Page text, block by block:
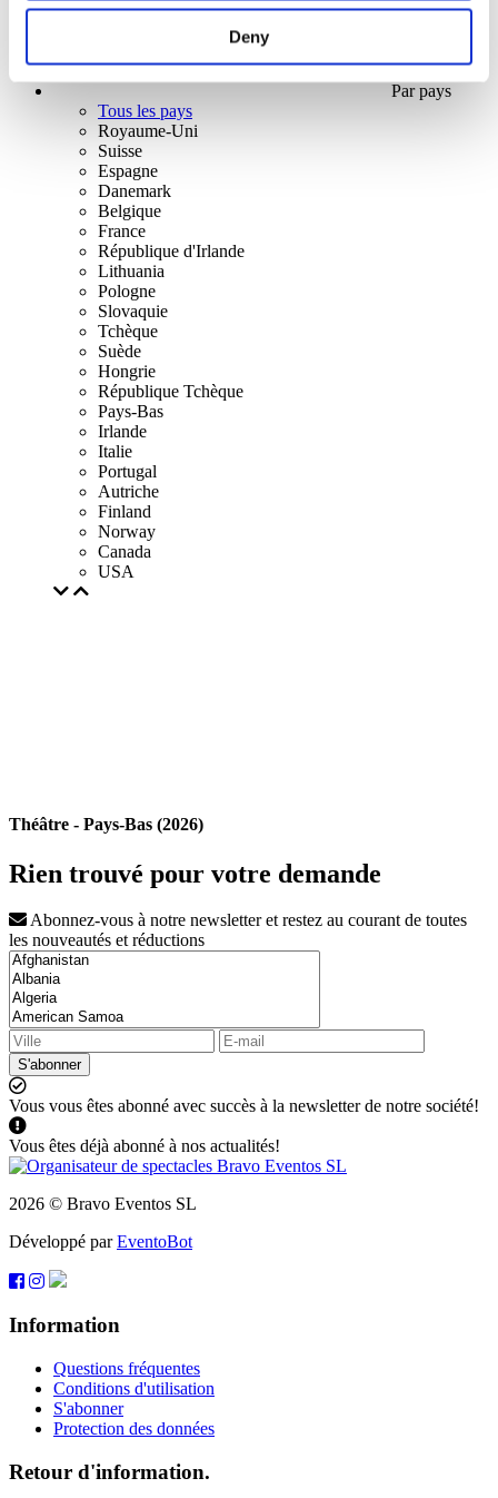
Deny
Par pays
Tous les pays
Royaume-Uni
Suisse
Espagne
Danemark
Belgique
France
République d'Irlande
Lithuania
Pologne
Slovaquie
Tchèque
Suède
Hongrie
République Tchèque
Pays-Bas
Irlande
Italie
Portugal
Autriche
Finland
Norway
Canada
USA
Théâtre - Pays-Bas (2026)
Rien trouvé pour votre demande
Abonnez-vous à notre newsletter et restez au courant de toutes
les nouveautés et réductions
S'abonner
Vous vous êtes abonné avec succès à la newsletter de notre société!
Vous êtes déjà abonné à nos actualités!
2026 © Bravo Eventos SL
Développé parEventoBot
Information
Questions fréquentes
Conditions d'utilisation
S'abonner
Protection des données
Retour d'information.